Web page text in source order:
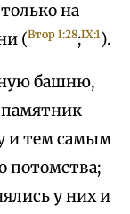
на
(Втор I:28;IX:1).
башню,
памятник
и тем самым
потомства;
у них и